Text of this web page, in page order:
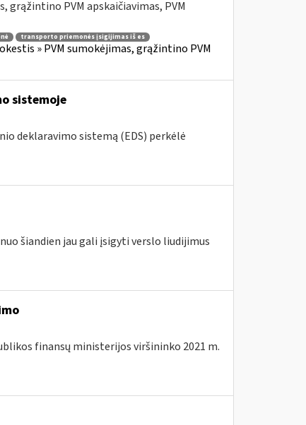
grąžintino PVM apskaičiavimas, PVM
transporto priemonės įsigijimas iš es
» PVM sumokėjimas, grąžintino PVM
sistemoje
deklaravimo sistemą (EDS) perkėlė
šiandien jau gali įsigyti verslo liudijimus
finansų ministerijos viršininko 2021 m.